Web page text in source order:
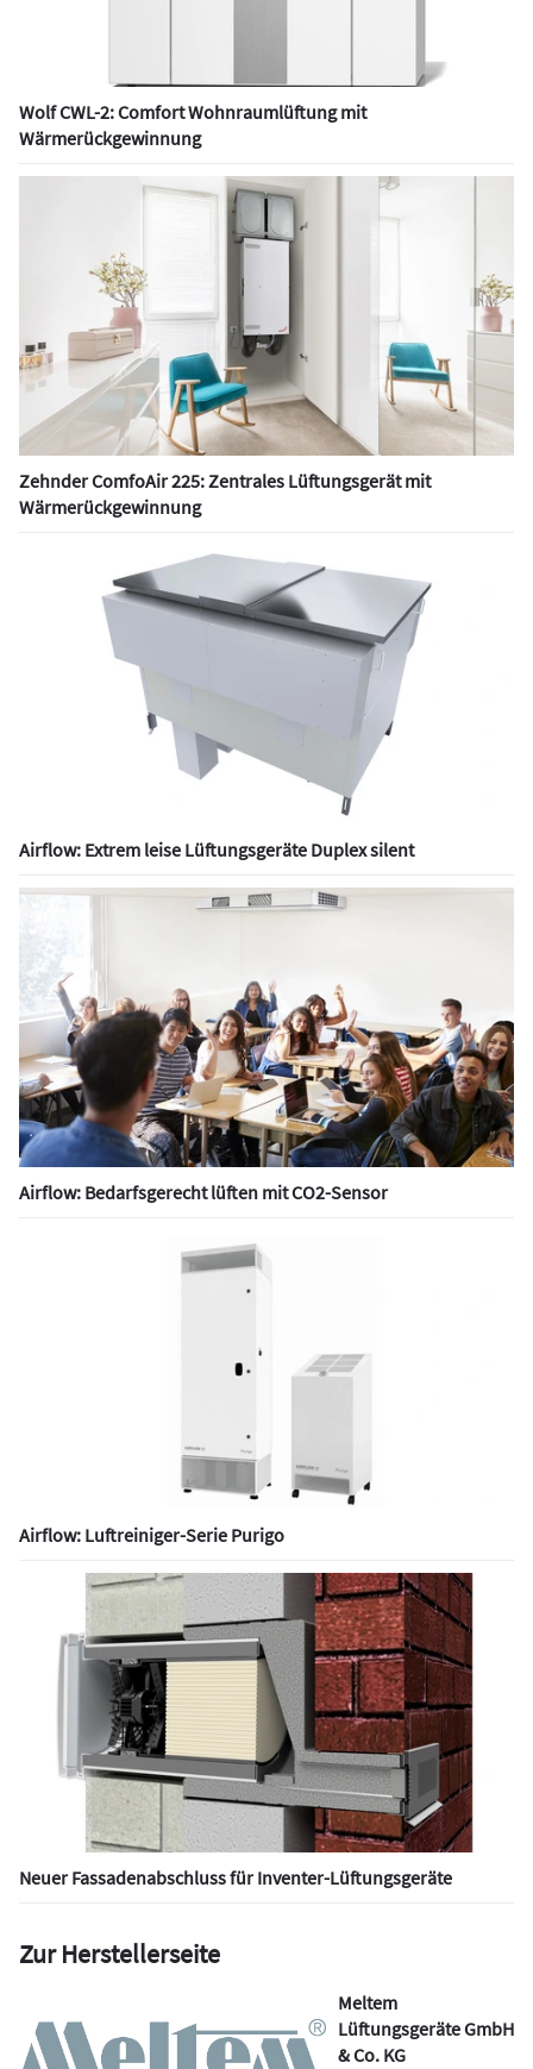
Wolf CWL-2: Comfort Wohnraumlüftung mit
Wärmerückgewinnung
Zehnder ComfoAir 225: Zentrales Lüftungsgerät mit
Wärmerückgewinnung
Airflow: Extrem leise Lüftungsgeräte Duplex silent
Airflow: Bedarfsgerecht lüften mit CO2-Sensor
Airflow: Luftreiniger-Serie Purigo
Neuer Fassadenabschluss für Inventer-Lüftungsgeräte
Zur Herstellerseite
Meltem
Lüftungsgeräte GmbH
& Co. KG